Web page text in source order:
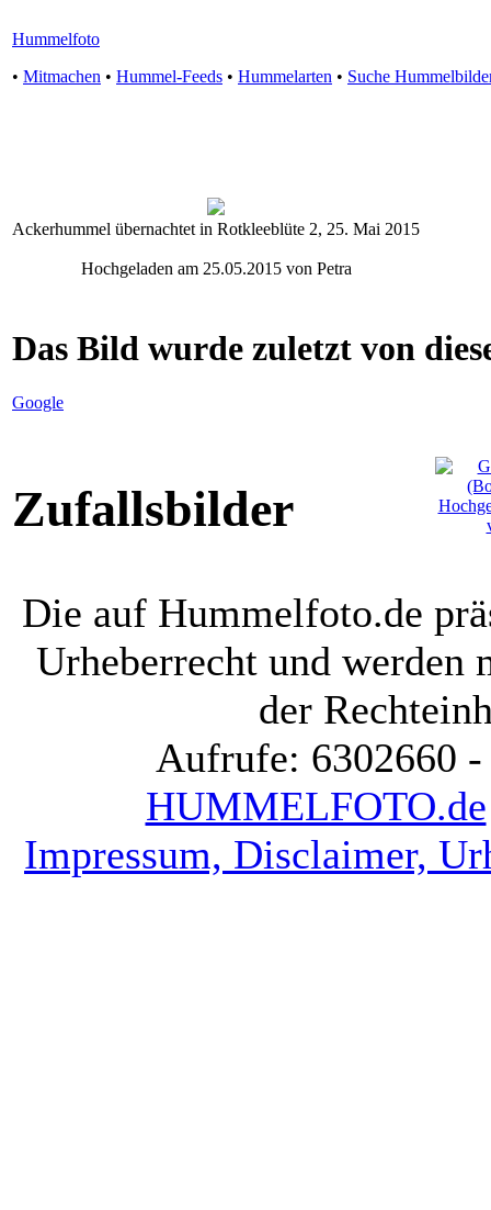
Hummelfoto
• Mitmachen • Hummel-Feeds • Hummelarten • Suche
Ackerhummel übernachtet in Rotkleeblüte 2, 25. Mai 2015
Hochgeladen am 25.05.2015 von Petra
Das Bild wurde zuletzt von
Google
Zufallsbilder
Die auf Hummelfoto.de
Urheberrecht und werden
der
Aufrufe: 6302660
HUMMELFOTO.de
Impressum, Disclaimer,